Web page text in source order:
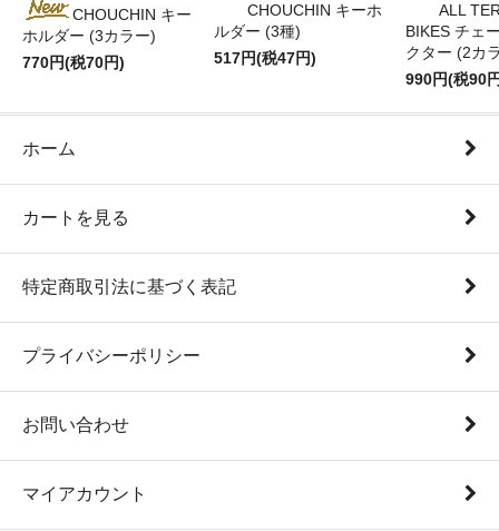
CHOUCHIN キー
ホルダー (3カラー)
770円(税70円)
CHOUCHIN キーホ
ルダー (3種)
517円(税47円)
ALL
BIKES チェ
クター (2カ
990円(税90
ホーム
カートを見る
特定商取引法に基づく表記
プライバシーポリシー
お問い合わせ
マイアカウント